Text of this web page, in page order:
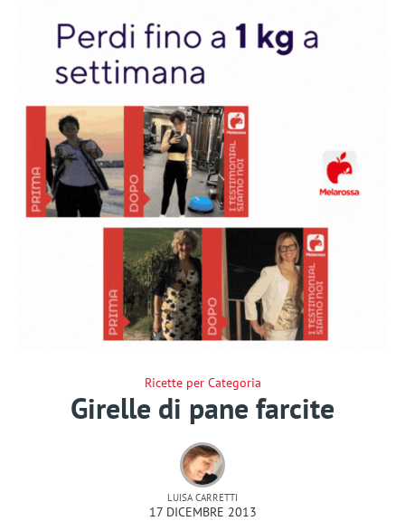
Ricette per Categoria
Girelle di pane farcite
LUISA CARRETTI
17 DICEMBRE 2013